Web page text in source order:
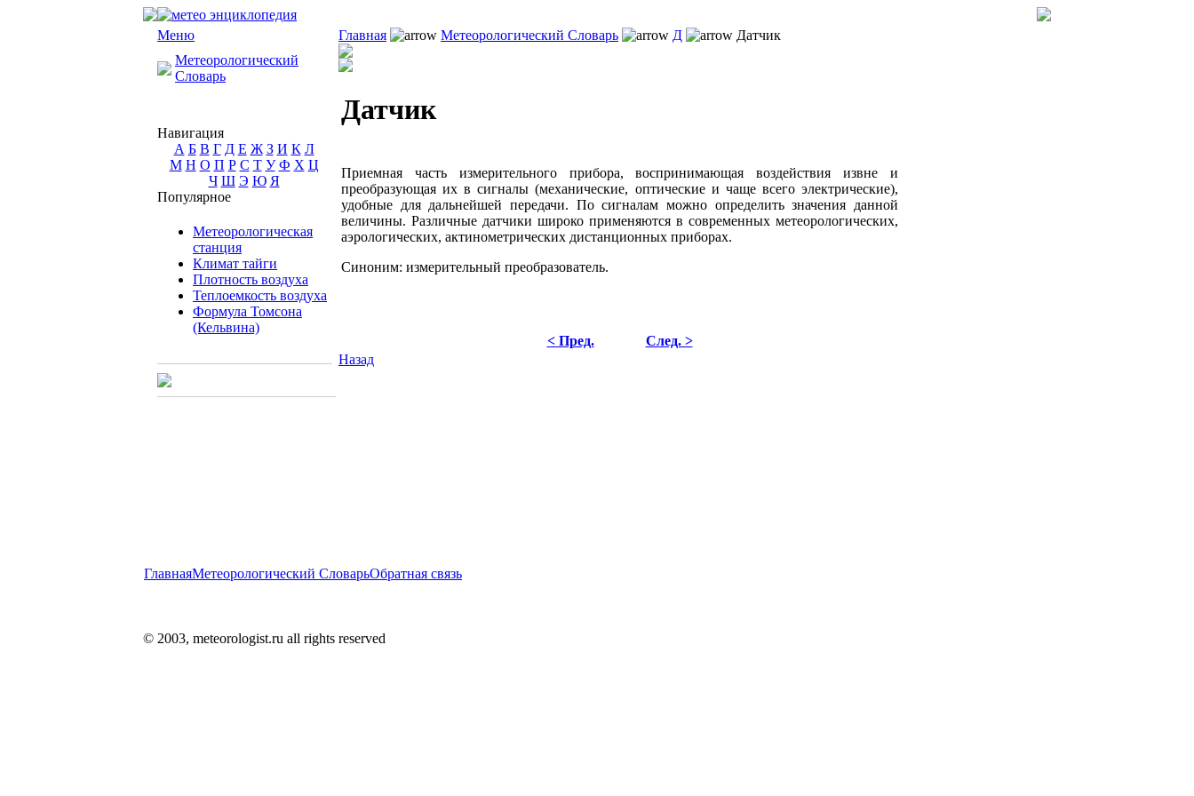
Меню
Метеорологический
Словарь
Навигация
А Б В Г Д Е Ж З И К Л
М Н О П Р С Т У Ф Х Ц
Ч Ш Э Ю Я
Популярное
Метеорологическая
станция
Климат тайги
Плотность воздуха
Теплоемкость воздуха
Формула Томсона
(Кельвина)
Главная Метеорологический Словарь Д Датчик
Датчик
Приемная часть измерительного прибора, воспринимающая воздействия извне и
преобразующая их в сигналы (механические, оптические и чаще всего электрические),
удобные для дальнейшей передачи. По сигналам можно определить значения данной
величины. Различные датчики широко применяются в современных метеорологических,
аэрологических, актинометрических дистанционных приборах.
Синоним: измерительный преобразователь.
< Пред.
След. >
Назад
ГлавнаяМетеорологический СловарьОбратная связь
© 2003, meteorologist.ru all rights reserved